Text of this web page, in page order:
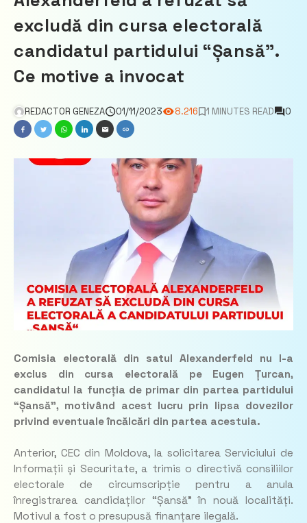
excludă din cursa electorală
candidatul partidului “Șansă”.
Ce motive a invocat
REDACTOR GENEZA 01/11/2023 8.216 1 MINUTES READ 0
Comisia electorală din satul Alexanderfeld nu l-a
exclus din cursa electorală pe Eugen Țurcan,
candidatul la funcția de primar din partea partidului
“Șansă”, motivând acest lucru prin lipsa dovezilor
privind eventuale încălcări din partea acestuia.
Anterior, CEC din Moldova, la solicitarea Serviciului de
Informații și Securitate, a trimis o directivă consiliilor
electorale de circumscripție pentru a anula
înregistrarea candidaților “Șansă” în nouă localități.
Motivul a fost o presupusă finanțare ilegală.